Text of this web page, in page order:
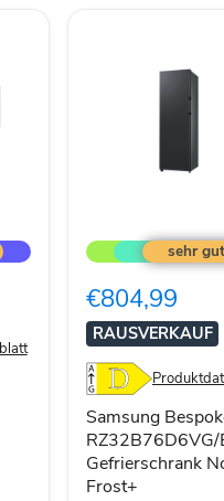
Bespoke
RZ32B76D6VG/
No
Frost+
€804,99
RAUSVERKAUF
Samsung
RZ32B76D6VG/
Gefrierschrank
Frost+